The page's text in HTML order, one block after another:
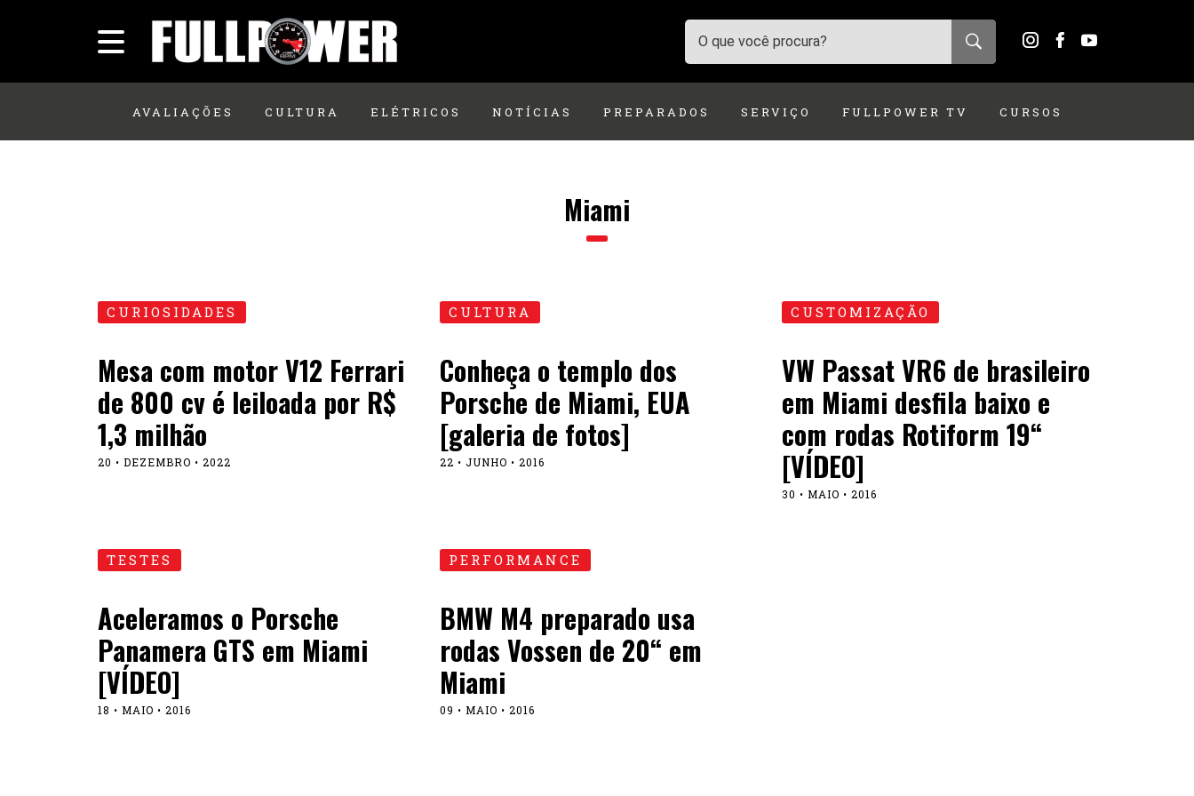
AVALIAÇÕES CULTURA ELÉTRICOS NOTÍCIAS PREPARADOS SERVIÇO FULLPOWER TV CURSOS
Miami
CURIOSIDADES
Mesa com motor V12 Ferrari
de 800 cv é leiloada por R$
1,3 milhão
20 • DEZEMBRO • 2022
CULTURA
Conheça o templo dos
Porsche de Miami, EUA
[galeria de fotos]
22 • JUNHO • 2016
CUSTOMIZAÇÃO
VW Passat VR6 de brasileiro
em Miami desfila baixo e
com rodas Rotiform 19“
[VÍDEO]
30 • MAIO • 2016
TESTES
Aceleramos o Porsche
Panamera GTS em Miami
[VÍDEO]
18 • MAIO • 2016
PERFORMANCE
BMW M4 preparado usa
rodas Vossen de 20“ em
Miami
09 • MAIO • 2016